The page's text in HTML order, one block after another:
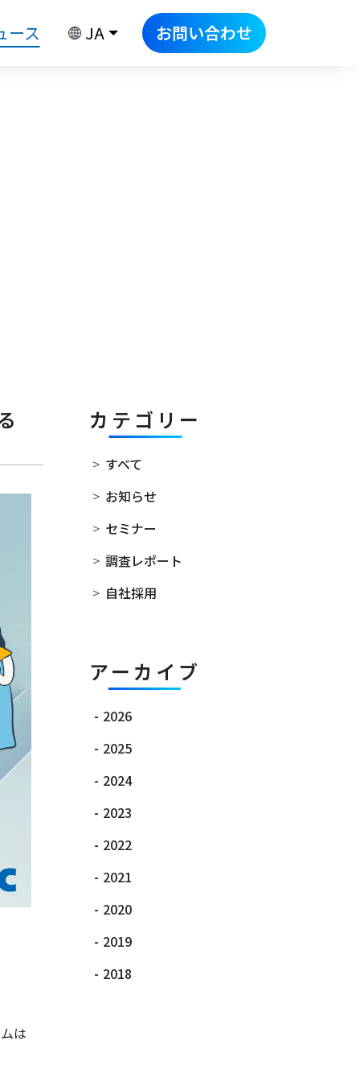
ース JA お問い合わせ
は
カテゴリー
> すべて
> お知らせ
> セミナー
> 調査レポート
> 自社採用
アーカイブ
- 2026
- 2025
- 2024
- 2023
- 2022
- 2021
- 2020
- 2019
- 2018